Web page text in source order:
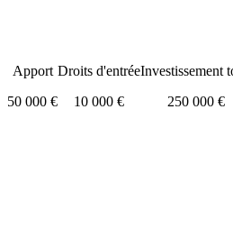
Apport
50 000 €
Droits d'entrée
10 000 €
Investissement
250 000 €